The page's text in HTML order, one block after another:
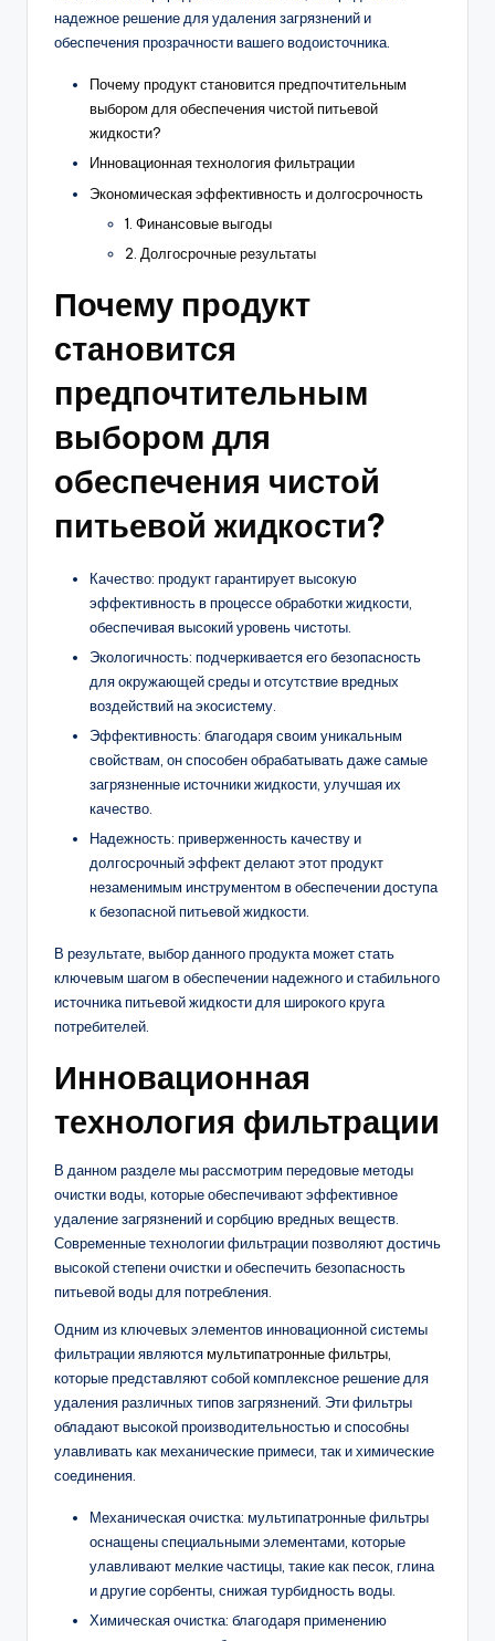
надежное решение для удаления загрязнений и
обеспечения прозрачности вашего водоисточника.
Почему продукт становится предпочтительным
выбором для обеспечения чистой питьевой
жидкости?
Инновационная технология фильтрации
Экономическая эффективность и долгосрочность
1. Финансовые выгоды
2. Долгосрочные результаты
Почему продукт
становится
предпочтительным
выбором для
обеспечения чистой
питьевой жидкости?
Качество: продукт гарантирует высокую
эффективность в процессе обработки жидкости,
обеспечивая высокий уровень чистоты.
Экологичность: подчеркивается его безопасность
для окружающей среды и отсутствие вредных
воздействий на экосистему.
Эффективность: благодаря своим уникальным
свойствам, он способен обрабатывать даже самые
загрязненные источники жидкости, улучшая их
качество.
Надежность: приверженность качеству и
долгосрочный эффект делают этот продукт
незаменимым инструментом в обеспечении доступа
к безопасной питьевой жидкости.
В результате, выбор данного продукта может стать
ключевым шагом в обеспечении надежного и стабильного
источника питьевой жидкости для широкого круга
потребителей.
Инновационная
технология фильтрации
В данном разделе мы рассмотрим передовые методы
очистки воды, которые обеспечивают эффективное
удаление загрязнений и сорбцию вредных веществ.
Современные технологии фильтрации позволяют достичь
высокой степени очистки и обеспечить безопасность
питьевой воды для потребления.
Одним из ключевых элементов инновационной системы
фильтрации являютсямультипатронные фильтры
которые представляют собой комплексное решение для
удаления различных типов загрязнений. Эти фильтры
обладают высокой производительностью и способны
улавливать как механические примеси, так и химические
соединения.
Механическая очистка: мультипатронные фильтры
оснащены специальными элементами, которые
улавливают мелкие частицы, такие как песок, глина
и другие сорбенты, снижая турбидность воды.
Химическая очистка: благодаря применению